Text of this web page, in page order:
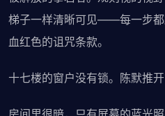
梯子一样清晰可见——每一步
血红色的诅咒条款。
十七楼的窗户没有锁。陈默推开